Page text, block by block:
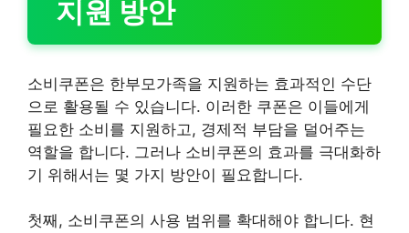
지원 방안
소비쿠폰은 한부모가족을 지원하는 효과적인 수단
으로 활용될 수 있습니다. 이러한 쿠폰은 이들에게
필요한 소비를 지원하고, 경제적 부담을 덜어주는
역할을 합니다. 그러나 소비쿠폰의 효과를 극대화하
기 위해서는 몇 가지 방안이 필요합니다.
첫째, 소비쿠폰의 사용 범위를 확대해야 합니다. 현